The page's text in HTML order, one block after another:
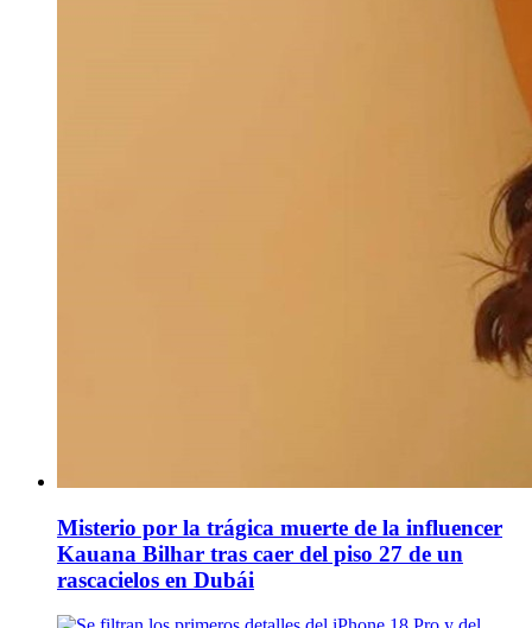
Misterio por la trágica muerte de la influencer
Kauana Bilhar tras caer del piso 27 de un
rascacielos en Dubái